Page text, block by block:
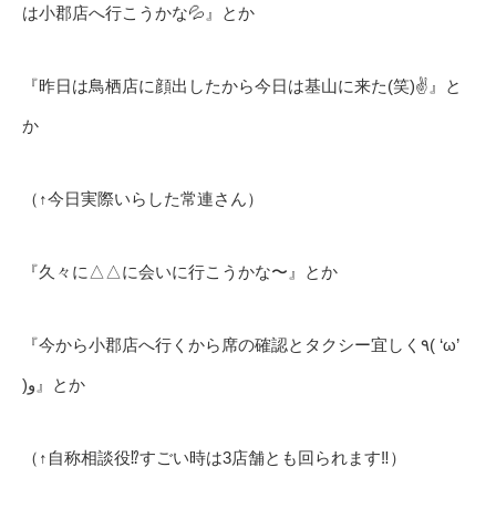
は小郡店へ行こうかな💦』とか
『昨日は鳥栖店に顔出したから今日は基山に来た(笑)✌️』と
か
（↑今日実際いらした常連さん）
『久々に△△に会いに行こうかな〜』とか
『今から小郡店へ行くから席の確認とタクシー宜しく٩( ‘ω’
)و』とか
（↑自称相談役⁉️すごい時は3店舗とも回られます‼️）